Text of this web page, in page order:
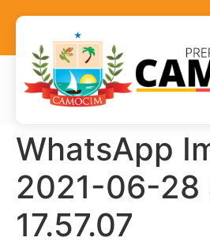
WhatsApp
2021-06-28
17.57.07